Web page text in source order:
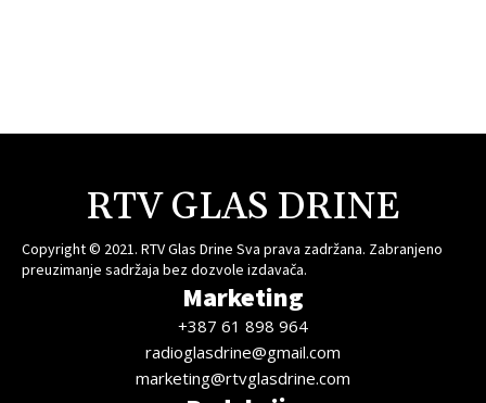
RTV GLAS DRINE
Copyright © 2021. RTV Glas Drine Sva prava zadržana. Zabranjeno
preuzimanje sadržaja bez dozvole izdavača.
Marketing
+387 61 898 964
radioglasdrine@gmail.com
marketing@rtvglasdrine.com